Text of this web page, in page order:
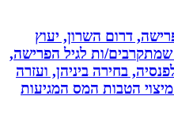
דרום השרון, יעוץ
ות לגיל הפרישה,
בחירה ביניהן, ועזרה
הטבות המס המגיעות